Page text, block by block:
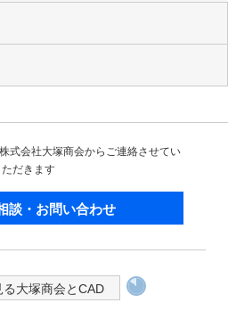
式会社大塚商会からご連絡させてい
ただきます
談・お問い合わせ
る大塚商会とCAD